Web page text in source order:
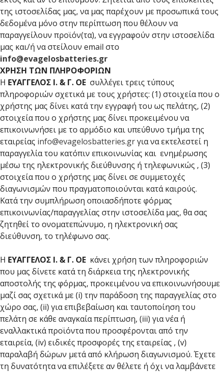
της ιστοσελίδας μας, να μας παρέχουν με προσωπικά τους
δεδομένα μόνο στην περίπτωση που θέλουν να
παραγγείλουν προϊόν(τα), να εγγραφούν στην ιστοσελίδα
μας και/ή να στείλουν email στο
info@evagelosbatteries.gr
ΧΡΗΣΗ ΤΩΝ ΠΛΗΡΟΦΟΡΙΩΝ
Η ΕΥΑΓΓΕΛΟΣ Ι. & Γ. ΟΕ συλλέγει τρεις τύπους
πληροφοριών σχετικά με τους χρήστες: (1) στοιχεία που ο
χρήστης μας δίνει κατά την εγγραφή του ως πελάτης, (2)
στοιχεία που ο χρήστης μας δίνει προκειμένου να
επικοινωνήσει με το αρμόδιο και υπεύθυνο τμήμα της
εταιρείας info@evagelosbatteries.grγια να εκτελεστεί η
παραγγελία του κατόπιν επικοινωνίας και ενημέρωσης
μέσω της ηλεκτρονικής διεύθυνσης ή τηλεφωνικώς , (3)
στοιχεία που ο χρήστης μας δίνει σε συμμετοχές
διαγωνισμών που πραγματοποιούνται κατά καιρούς.
Κατά την συμπλήρωση οποιασδήποτε φόρμας
επικοινωνίας/παραγγελίας στην ιστοσελίδα μας, θα σας
ζητηθεί το ονοματεπώνυμο, η ηλεκτρονική σας
διεύθυνση, το τηλέφωνο σας.
Η ΕΥΑΓΓΕΛΟΣ Ι. & Γ. ΟΕ κάνει χρήση των πληροφοριών
που μας δίνετε κατά τη διάρκεια της ηλεκτρονικής
αποστολής της φόρμας, προκειμένου να επικοινωνήσουμε
μαζί σας σχετικά με (i) την παράδοση της παραγγελίας στο
χώρο σας, (ii) για επιβεβαίωση και ταυτοποίηση του
πελάτη σε κάθε αναγκαία περίπτωση, (iii) για νέα ή
εναλλακτικά προϊόντα που προσφέρονται από την
εταιρεία, (iv) ειδικές προσφορές της εταιρείας , (v)
παραλαβή δώρων μετά από κλήρωση διαγωνισμού. Έχετε
τη δυνατότητα να επιλέξετε αν θέλετε ή όχι να λαμβάνετε